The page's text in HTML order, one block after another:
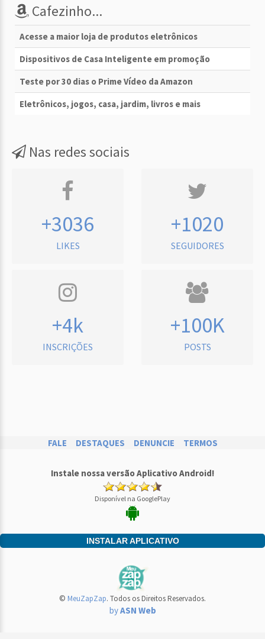
Cafezinho...
Acesse a maior loja de produtos eletrônicos
Dispositivos de Casa Inteligente em promoção
Teste por 30 dias o Prime Vídeo da Amazon
Eletrônicos, jogos, casa, jardim, livros e mais
Nas redes sociais
+3036
LIKES
+1020
SEGUIDORES
+4k
INSCRIÇÕES
+100K
POSTS
FALE DESTAQUES DENUNCIE TERMOS
Instale nossa versão Aplicativo Android!
Disponível na GooglePlay
INSTALAR APLICATIVO
© MeuZapZap. Todos os Direitos Reservados.
byASN Web